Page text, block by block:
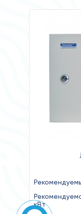
кВт